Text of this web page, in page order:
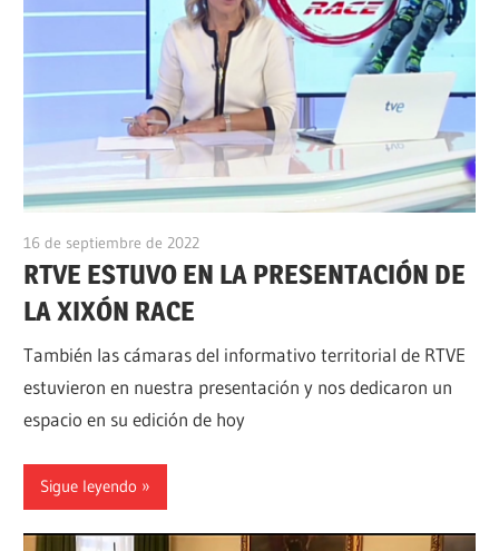
16 de septiembre de 2022
RTVE ESTUVO EN LA PRESENTACIÓN DE
LA XIXÓN RACE
También las cámaras del informativo territorial de RTVE
estuvieron en nuestra presentación y nos dedicaron un
espacio en su edición de hoy
Sigue leyendo